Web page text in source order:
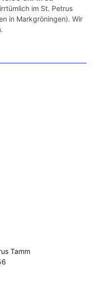
im St. Petrus
in Markgröningen). Wir
Tamm